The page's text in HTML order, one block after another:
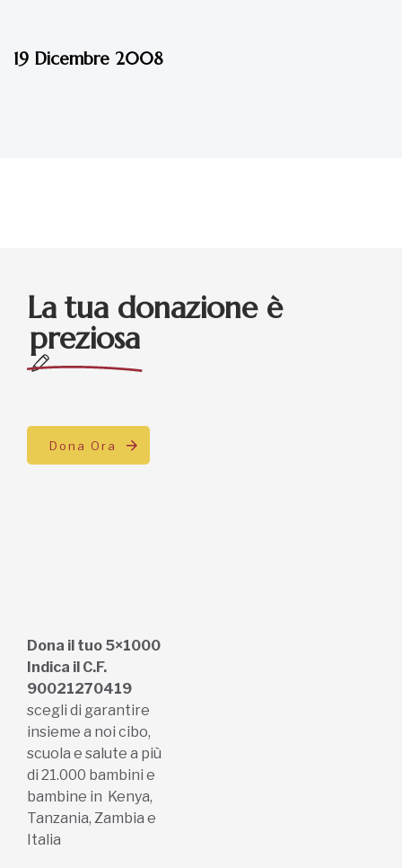
19 Dicembre 2008
La tua donazione è
preziosa
Dona Ora
Dona il tuo 5×1000
Indica il C.F.
90021270419
scegli di garantire
insieme a noi cibo,
scuola e salute a più
di 21.000 bambini e
bambine in Kenya,
Tanzania, Zambia e
Italia